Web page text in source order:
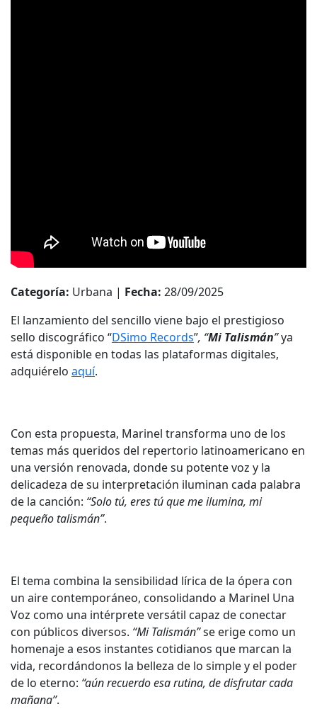
Categoría: Urbana | Fecha: 28/09/2025
El lanzamiento del sencillo viene bajo el prestigioso
sello discográfico “DSimo Records”, “Mi Talismán”ya
está disponible en todas las plataformas digitales,
adquiérelo aquí.
Con esta propuesta, Marinel transforma uno de los
temas más queridos del repertorio latinoamericano en
una versión renovada, donde su potente voz y la
delicadeza de su interpretación iluminan cada palabra
de la canción: “Solo tú, eres tú que me ilumina, mi
pequeño talismán”.
El tema combina la sensibilidad lírica de la ópera con
un aire contemporáneo, consolidando a Marinel Una
Voz como una intérprete versátil capaz de conectar
con públicos diversos. “Mi Talismán”se erige como un
homenaje a esos instantes cotidianos que marcan la
vida, recordándonos la belleza de lo simple y el poder
de lo eterno: “aún recuerdo esa rutina, de disfrutar cada
mañana”.